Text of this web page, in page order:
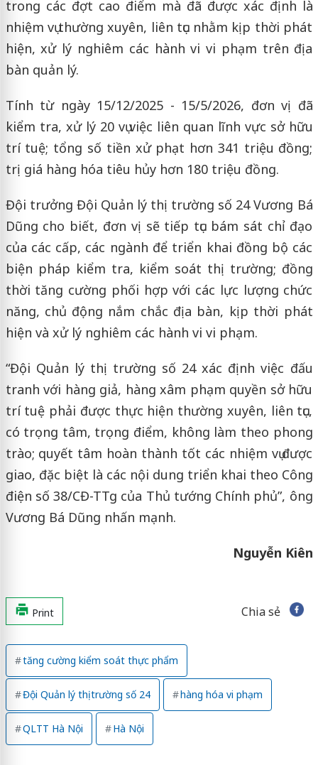
trong các đợt cao điểm mà đã được xác định là
nhiệm vụ thường xuyên, liên tục nhằm kịp thời phát
hiện, xử lý nghiêm các hành vi vi phạm trên địa
bàn quản lý.
Tính từ ngày 15/12/2025 - 15/5/2026, đơn vị đã
kiểm tra, xử lý 20 vụ việc liên quan lĩnh vực sở hữu
trí tuệ; tổng số tiền xử phạt hơn 341 triệu đồng;
trị giá hàng hóa tiêu hủy hơn 180 triệu đồng.
Đội trưởng Đội Quản lý thị trường số 24 Vương Bá
Dũng cho biết, đơn vị sẽ tiếp tục bám sát chỉ đạo
của các cấp, các ngành để triển khai đồng bộ các
biện pháp kiểm tra, kiểm soát thị trường; đồng
thời tăng cường phối hợp với các lực lượng chức
năng, chủ động nắm chắc địa bàn, kịp thời phát
hiện và xử lý nghiêm các hành vi vi phạm.
“Đội Quản lý thị trường số 24 xác định việc đấu
tranh với hàng giả, hàng xâm phạm quyền sở hữu
trí tuệ phải được thực hiện thường xuyên, liên tục,
có trọng tâm, trọng điểm, không làm theo phong
trào; quyết tâm hoàn thành tốt các nhiệm vụ được
giao, đặc biệt là các nội dung triển khai theo Công
điện số 38/CĐ-TTg của Thủ tướng Chính phủ”, ông
Vương Bá Dũng nhấn mạnh.
Nguyễn Kiên
Print Chia sẻ
tăng cường kiểm soát thực phẩm
Đội Quản lý thị trường số 24 hàng hóa vi phạm
QLTT Hà Nội Hà Nội